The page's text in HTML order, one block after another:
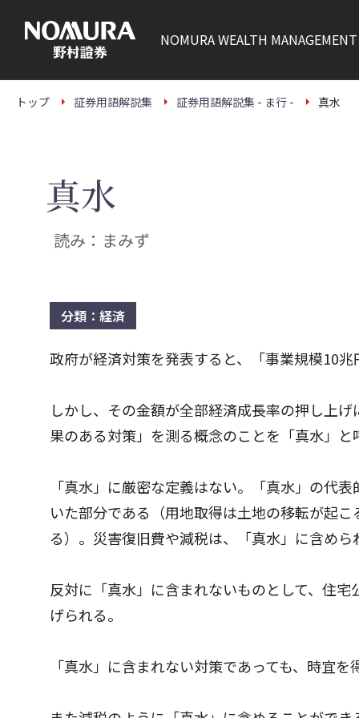
本
NOMURAWEALTH MANAGEMENT
トップ 証券用語解説集 証券用語解説集 - ま行 - 真水
真水
読み：まみず
分類：経済
政府が経済対策を発表すると、「事業規模10
しかし、その金額が全部経済成長率の押し上
果のある対策」を測る概念のことを「真水」と
「真水」に厳密な定義はない。「真水」の代
いた部分である（用地取得は土地の移転が起
る）。災害復旧費や減税は、「真水」に含め
反対に「真水」に含まれないものとして、住
げられる。
「真水」に含まれない対策であっても、時宜